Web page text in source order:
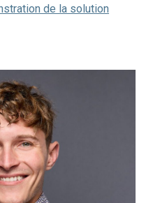
de la solution